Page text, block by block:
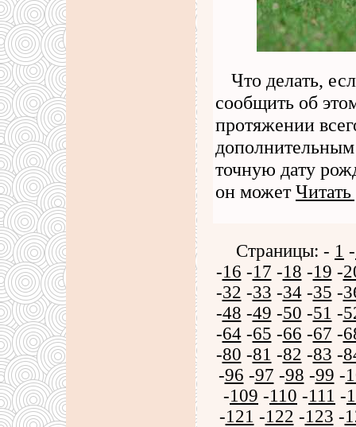
Что делать,
сообщить об
протяжении
точную дату
он можетЧитать
Страницы: - 1 -
-16 -17 -18 -19 -
-32 -33 -34-35 -
-48 -49 -50 -51 -
-64-65 -66 -67 -
-80 -81 -82 -83 -
-96 -97 -98 -99 -
-109 -110 -111 -
-121 -122 -123 -